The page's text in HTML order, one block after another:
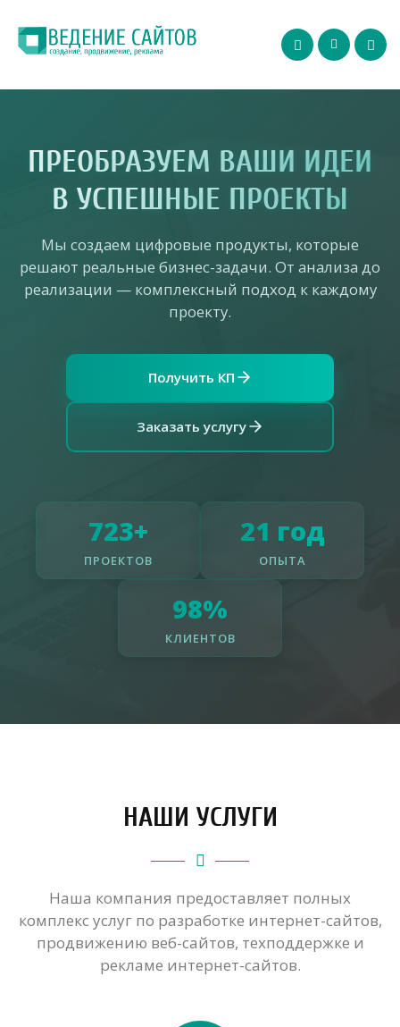
ПРЕОБРАЗУЕМ ВАШИ ИДЕИ
В УСПЕШНЫЕ ПРОЕКТЫ
Мы создаем цифровые продукты, которые
решают реальные бизнес-задачи. От анализа до
реализации — комплексный подход к каждому
проекту.
Получить КП
Заказать услугу
723+
ПРОЕКТОВ
21 год
ОПЫТА
98%
КЛИЕНТОВ
НАШИ УСЛУГИ
Наша компания предоставляет полных
комплекс услуг по разработке интернет-сайтов,
продвижению веб-сайтов, техподдержке и
рекламе интернет-сайтов.